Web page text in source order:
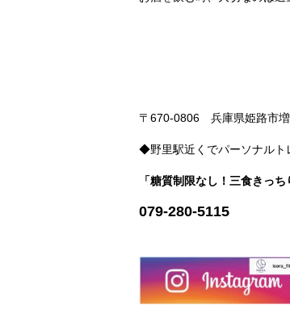
〒670-0806 兵庫県姫路市
◆野里駅近くでパーソナルト
「糖質制限なし！三食きっち
079-280-5115